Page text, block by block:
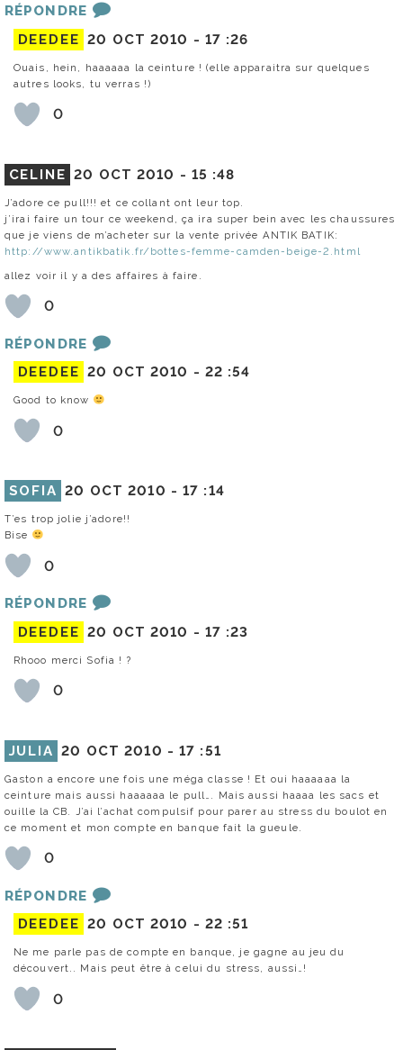
RÉPONDRE
DEEDEE 20 OCT 2010 - 17 :26
Ouais, hein, haaaaaa la ceinture ! (elle apparaitra sur quelques
autres looks, tu verras !)
0
CELINE 20 OCT 2010 - 15 :48
J’adore ce pull!!! et ce collant ont leur top.
j’irai faire un tour ce weekend, ça ira super bein avec les chaussures
que je viens de m’acheter sur la vente privée ANTIK BATIK:
http://www.antikbatik.fr/bottes-femme-camden-beige-2.html
allez voir il y a des affaires à faire.
0
RÉPONDRE
DEEDEE 20 OCT 2010 - 22 :54
Good to know
0
SOFIA 20 OCT 2010 -17 :14
T’es trop jolie j’adore!!
Bise
0
RÉPONDRE
DEEDEE 20 OCT 2010 - 17 :23
Rhooo merci Sofia ! ?
0
JULIA 20 OCT 2010 -17 :51
Gaston a encore une fois une méga classe ! Et oui haaaaaa la
ceinture mais aussi haaaaaa le pull…. Mais aussi haaaa les sacs et
ouille la CB. J’ai l’achat compulsif pour parer au stress du boulot en
ce moment et mon compte en banque fait la gueule.
0
RÉPONDRE
DEEDEE 20 OCT 2010 - 22 :51
Ne me parle pas de compte en banque, je gagne au jeu du
découvert.. Mais peut être à celui du stress, aussi…!
0